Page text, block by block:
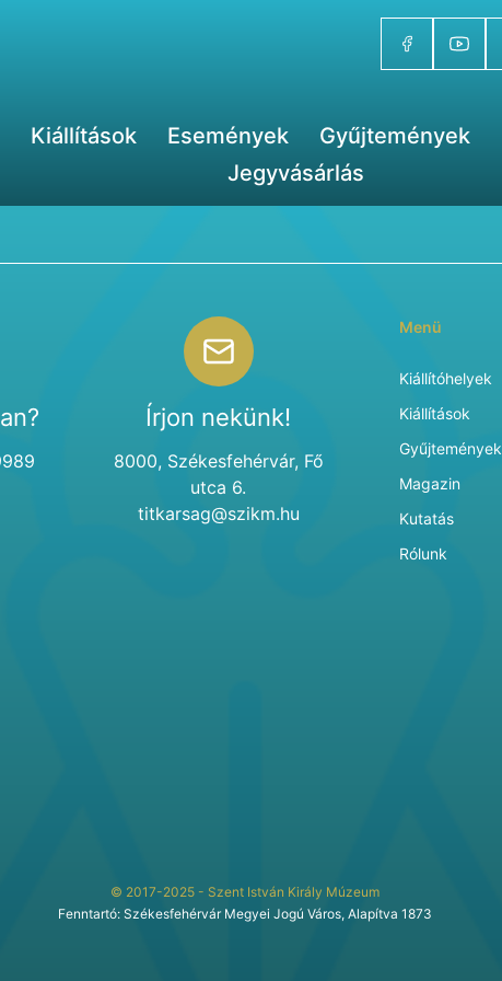
Kiállítások Események Gyűjtemények
Jegyvásárlás
Írjon nekünk!
8000, Székesfehérvár, Fő
utca 6.
titkarsag@szikm.hu
Menü
Kiállítóhelyek
Kiállítások
Gyűjtemények
Magazin
Kutatás
Rólunk
© 2017-2025 - Szent István Király Múzeum
Fenntartó: Székesfehérvár Megyei Jogú Város, Alapítva 1873